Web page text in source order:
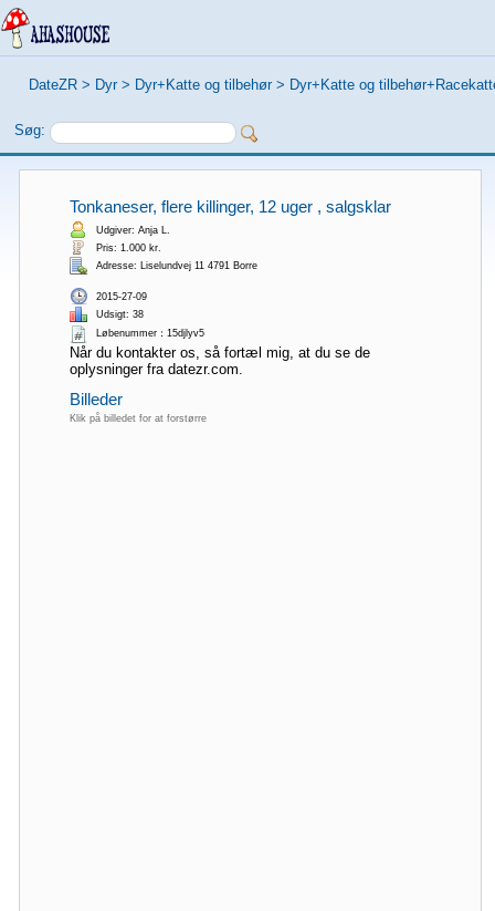
DateZR > Dyr > Dyr+Katte og tilbehør > Dyr+Katte og
Søg:
Tonkaneser, flere killinger, 12 uger , salgsklar
Udgiver: Anja L.
Pris: 1.000 kr.
Adresse: Liselundvej 11 4791 Borre
2015-27-09
Udsigt: 38
Løbenummer：15djlyv5
Når du kontakter os, så fortæl mig, at du se de
oplysninger fra datezr.com.
Billeder
Klik på billedet for at forstørre